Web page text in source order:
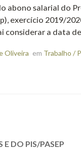
abono salarial do
exercício 2019/
considerar a data
Oliveira em Trabalho /
E DO PIS/PASEP